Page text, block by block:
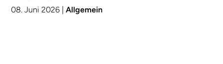
08. Juni 2026 |Allgemein